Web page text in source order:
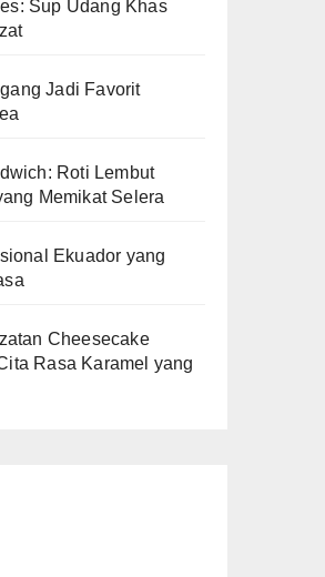
Sup Udang Khas
Jadi Favorit
Roti Lembut
Memikat Selera
Ekuador yang
Cheesecake
Rasa Karamel yang